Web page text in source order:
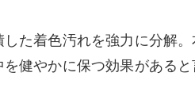
た着色汚れを強力に分解。
健やかに保つ効果がある